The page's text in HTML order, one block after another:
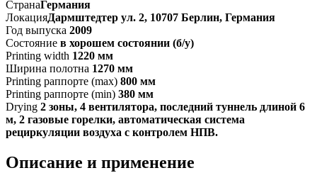
СтранаГермания
ЛокацияДармштедтер ул. 2, 10707 Берлин, Германия
Год выпуска 2009
Состояние в хорошем состоянии (б/у)
Printing width 1220 мм
Ширина полотна 1270 мм
Printing раппорте (max) 800 мм
Printing раппорте (min) 380 мм
Drying 2 зоны, 4 вентилятора, последний туннель длиной 6
м, 2 газовые горелки, автоматическая система
рециркуляции воздуха с контролем НПВ.
Описание и применение